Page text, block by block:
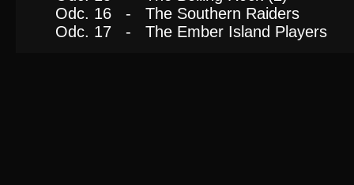
Odc. 16 - The Southern Raiders
Odc. 17 - The Ember Island Players